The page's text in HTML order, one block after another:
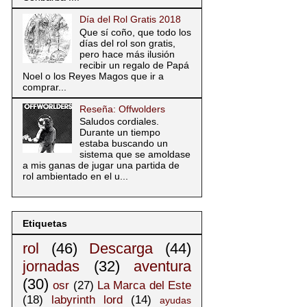
Día del Rol Gratis 2018
Que sí coño, que todo los
días del rol son gratis,
pero hace más ilusión
recibir un regalo de Papá
Noel o los Reyes Magos que ir a
comprar...
Reseña: Offwolders
Saludos cordiales.
Durante un tiempo
estaba buscando un
sistema que se amoldase
a mis ganas de jugar una partida de
rol ambientado en el u...
Etiquetas
rol (46) Descarga
(44)
jornadas
(32)
aventura
(30) osr (27) La Marca del Este
(18)
labyrinth lord (14)
ayudas